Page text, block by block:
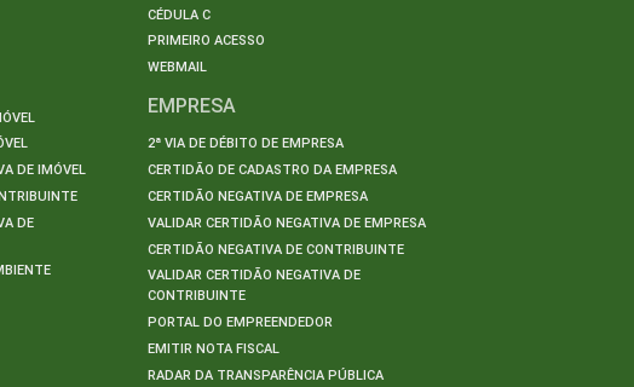
DE IMÓVEL
DE
CÉDULA C
PRIMEIRO ACESSO
WEBMAIL
EMPRESA
2ª VIA DE DÉBITO DE EMPRESA
CERTIDÃO DE CADASTRO DA EMPRESA
CERTIDÃO NEGATIVA DE EMPRESA
VALIDAR CERTIDÃO NEGATIVA DE EMPRESA
CERTIDÃO NEGATIVA DE CONTRIBUINTE
VALIDAR CERTIDÃO NEGATIVA DE
CONTRIBUINTE
PORTAL DO EMPREENDEDOR
EMITIR NOTA FISCAL
RADAR DA TRANSPARÊNCIA PÚBLICA